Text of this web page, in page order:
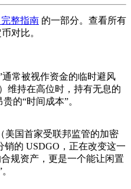
完整指南 的一部分。查看所有
对比。
常被视作资金的临时避风
维持在高位时，持有无息的
的“时间成本”。
美国首家受联邦监管的加密
销的 USDGO，正在改变这一
规资产，更是一个能让闲置